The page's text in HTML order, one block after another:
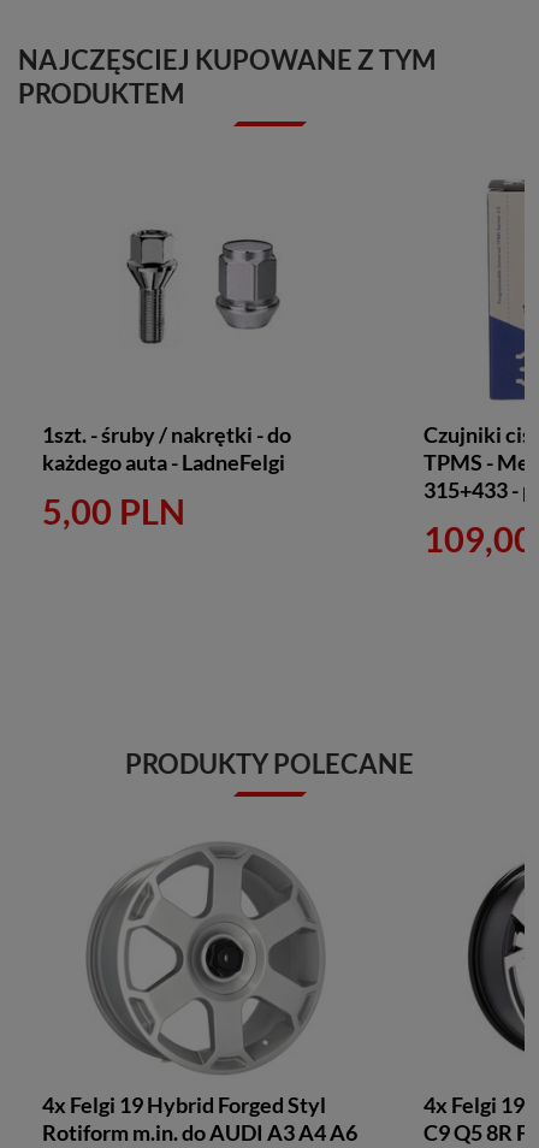
NAJCZĘSCIEJ KUPOWANE Z TYM
PRODUKTEM
1szt. - śruby / nakrętki - do
każdego auta - LadneFelgi
5,00 PLN
Czujniki
TPMS -
315+433 -
PRODUKTY POLECANE
4x Felgi 19 Hybrid Forged Styl
Rotiform m.in. do AUDI A3 A4 A6
4x Felgi 19
C9 Q5 8R